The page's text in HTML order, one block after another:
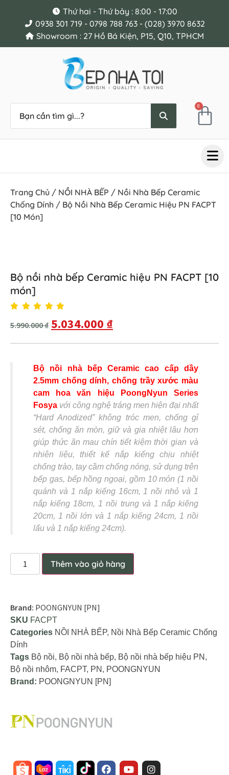
Thứ hai - Thứ bảy : 8:00 - 17:00
0938 301 719 - 0798 788 763 - (028) 3970 8632
Showroom : 27 Hồ Bá Kiện, P15, Q10, TPHCM
0
Trang Chủ / NỒI NHÀ BẾP / Nồi Nhà Bếp Ceramic
Chống Dính / Bộ Nồi Nhà Bếp Ceramic Hiệu PN FACPT
[10 Món]
Bộ nồi nhà bếp Ceramic hiệu PN FACPT [10
món]
5.990.000₫ 5.034.000 ₫
Bộ nồi nhà bếp Ceramic cao cấp dầy
2.5mm chống dính, chống trầy xước màu
cam hoa văn hiệu PoongNyun Series
Fosya với công nghệ tráng men hiện đại nhất
“Hard Anodized” không tróc men, chống gỉ
sét, chống ăn mòn, giữ và gia nhiệt lâu hơn
giúp thức ăn mau chín tiết kiệm thời gian và
nhiên liệu, thiết kế nắp kiếng chịu nhiệt
chống trào, tay cầm chống nóng, sử dụng trên
bếp gas, bếp hồng ngoại, gồm 10 món (1 nồi
quánh và 1 nắp kiếng 16cm, 1 nồi nhỏ và 1
nắp kiếng 18cm, 1 nồi trung và 1 nắp kiếng
20cm, 1 nồi lớn và 1 nắp kiếng 24cm, 1 nồi
lẩu và 1 nắp kiếng 24cm).
Thêm vào giỏ hàng
Brand: POONGNYUN [PN]
SKU FACPT
Categories NỒI NHÀ BẾP, Nồi Nhà Bếp Ceramic Chống
Dính
Tags Bộ nồi, Bộ nồi nhà bếp, Bộ nồi nhà bếp hiệu PN ,
Bộ nồi nhôm, FACPT, PN , POONGNYUN
Brand: POONGNYUN [PN]